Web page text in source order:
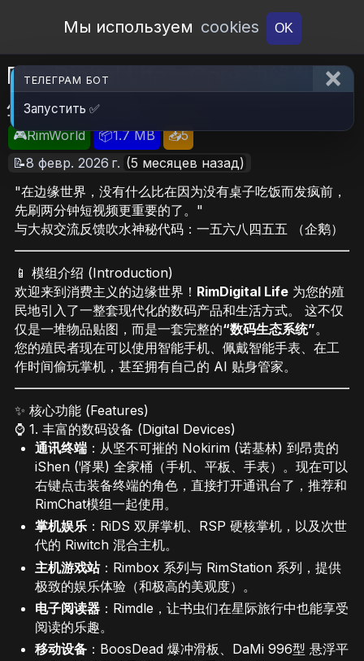
Open Workshop
Мы используем cookies OK
Rim Digital Life：Core 边缘数码
生活：核心版
🎮RimWorld 📦1.7 MB
📥5
📝8 февр. 2026 г. (5 месяцев назад)
"在边缘世界，没有什么比在因为没有桌子吃饭而发疯前，
先刷两分钟短视频更重要的了。"
与大叔交流反馈吹水神秘代码：一五六八四五五 （企鹅）
📱 模组介绍 (Introduction)
欢迎来到消费主义的边缘世界！ RimDigital Life 为您的殖
民地引入了一整套现代化的数码产品和生活方式。 这不仅
仅是一堆物品贴图，而是一套完整的“数码生态系统”。
您的殖民者现在可以使用智能手机、佩戴智能手表、在工
作时间偷玩掌机，甚至拥有自己的 AI 贴身管家。
✨ 核心功能 (Features)
⌚ 1. 丰富的数码设备 (Digital Devices)
通讯终端 ：从坚不可摧的 Nokirim (诺基林) 到昂贵的
iShen (肾果) 全家桶（手机、平板、手表）。现在可以
右键点击装备终端的角色，直接打开通讯台了，推荐和
RimChat模组一起使用。
掌机娱乐 ：RiDS 双屏掌机、RSP 硬核掌机，以及次世
代的 Riwitch 混合主机。
主机游戏站：Rimbox 系列与 RimStation 系列，提供
极致的娱乐体验（和极高的美观度）。
电子阅读器 ：Rimdle，让书虫们在星际旅行中也能享受
阅读的乐趣。
移动设备 ：BoosDead 爆冲滑板、DaMi 996型 悬浮平
ТЕЛЕГРАМ БОТ
Запустить ✅